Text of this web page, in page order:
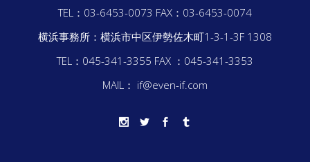
TEL：03-6453-0073 FAX：03-6453-0074
横浜事務所： 横浜市中区伊勢佐木町1-3-1-3F 1308
TEL：045-341-3355 FAX ：045-341-3353
MAIL： if@even-if.com